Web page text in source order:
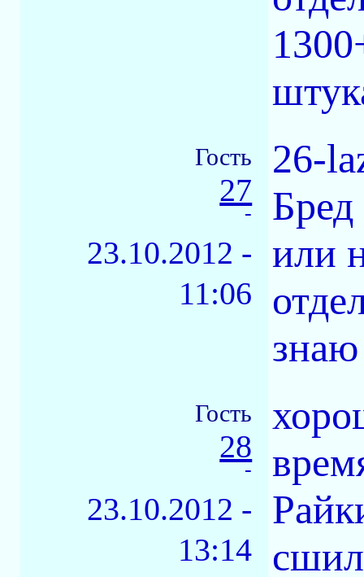
Гость
27
-
23.10.2012 -
11:06
26-
или
знаю
Гость
28
-
23.10.2012 -
13:14